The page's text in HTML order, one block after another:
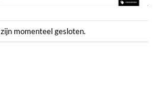
momenteel gesloten.